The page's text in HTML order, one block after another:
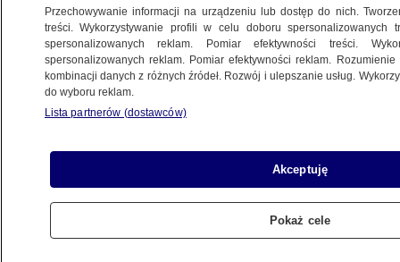
Udostępnij
Przechowywanie informacji na urządzeniu lub dostęp do nich.
treści. Wykorzystywanie profili w celu doboru spersonalizowanych
spersonalizowanych reklam. Pomiar efektywności treści.
spersonalizowanych reklam. Pomiar efektywności reklam.
kombinacji danych z różnych źródeł. Rozwój i ulepszanie usług.
do wyboru reklam.
Lista partnerów (dostawców)
Akceptuję
Pokaż cele